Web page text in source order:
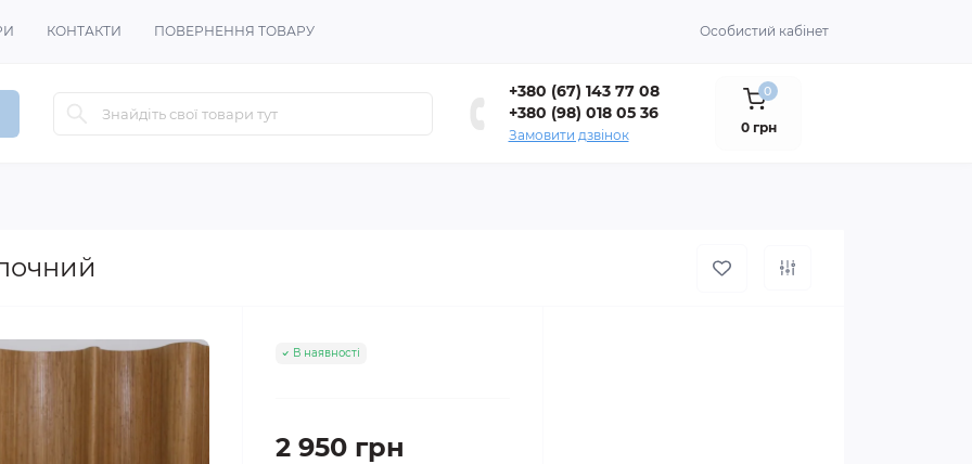
КОНТАКТИ ПОВЕРНЕННЯ ТОВАРУ Особистий кабінет
+380 (67) 143 77 08
+380 (98) 018 05 36
Замовити дзвінок
0
0 грн
В наявності
2 950 грн